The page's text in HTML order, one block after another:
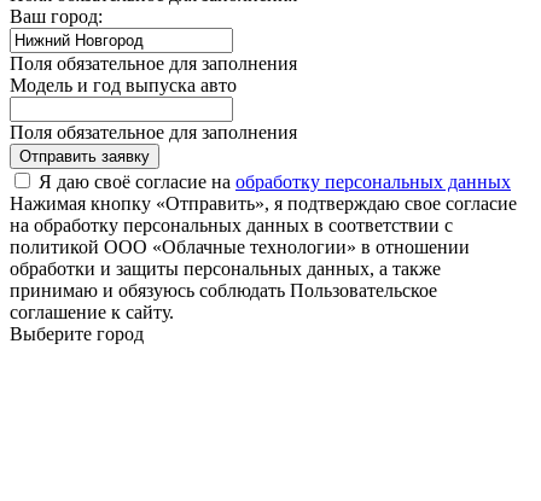
Ваш город:
Поля обязательное для заполнения
Модель и год выпуска авто
Поля обязательное для заполнения
Отправить заявку
Я даю своё согласие на обработку персональных данных
Нажимая кнопку «Отправить», я подтверждаю свое согласие
на обработку персональных данных в соответствии с
политикой ООО «Облачные технологии» в отношении
обработки и защиты персональных данных, а также
принимаю и обязуюсь соблюдать Пользовательское
соглашение к сайту.
Выберите город